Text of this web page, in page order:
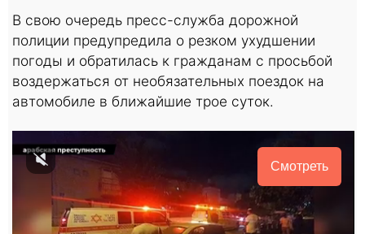
В свою очередь пресс-служба дорожной
полиции предупредила о резком ухудшении
погоды и обратилась к гражданам с просьбой
воздержаться от необязательных поездок на
автомобиле в ближайшие трое суток.
Смотреть